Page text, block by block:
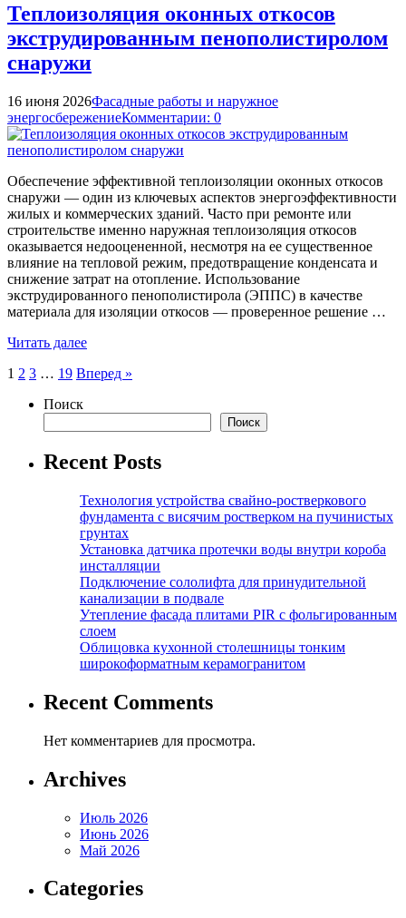
Теплоизоляция оконных откосов
экструдированным пенополистиролом
снаружи
16 июня 2026Фасадные работы и наружное
энергосбережениеКомментарии: 0
Обеспечение эффективной теплоизоляции оконных откосов
снаружи — один из ключевых аспектов энергоэффективности
жилых и коммерческих зданий. Часто при ремонте или
строительстве именно наружная теплоизоляция откосов
оказывается недооцененной, несмотря на ее существенное
влияние на тепловой режим, предотвращение конденсата и
снижение затрат на отопление. Использование
экструдированного пенополистирола (ЭППС) в качестве
материала для изоляции откосов — проверенное решение …
Читать далее
Пагинация
записей
1 2 3 … 19 Вперед »
Поиск
Поиск
Recent Posts
Технология устройства свайно-ростверкового
фундамента с висячим ростверком на пучинистых
грунтах
Установка датчика протечки воды внутри короба
инсталляции
Подключение сололифта для принудительной
канализации в подвале
Утепление фасада плитами PIR с фольгированным
слоем
Облицовка кухонной столешницы тонким
широкоформатным керамогранитом
Recent Comments
Нет комментариев для просмотра.
Archives
Июль 2026
Июнь 2026
Май 2026
Categories